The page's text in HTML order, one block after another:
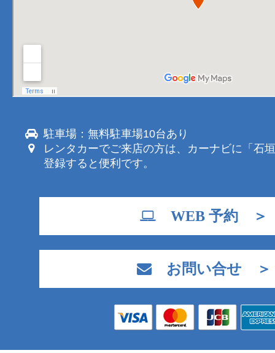
駐車場：無料駐車場10台あり
レンタカーでご来店の方は、カーナビに「石
登録すると便利です。
WEB 予約 ＞
お問い合せ ＞